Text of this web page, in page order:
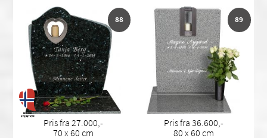
88
Pris fra 27.000,-
70 x 60 cm
89
Pris fra 36.600,-
80 x 60 cm